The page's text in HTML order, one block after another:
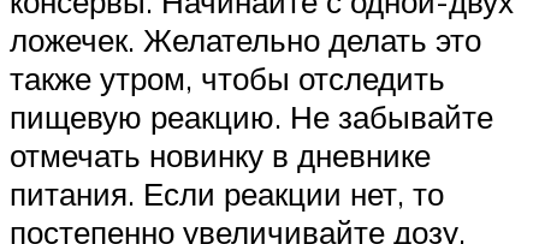
ложечек. Желательно делать это
также утром, чтобы отследить
пищевую реакцию. Не забывайте
отмечать новинку в дневнике
питания. Если реакции нет, то
постепенно увеличивайте дозу,